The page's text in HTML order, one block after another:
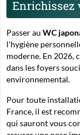
Enrichissez
Passer au WC
l'hygiène
moderne. En 2026,
dans les foyers
environnemental.
Pour toute
France, il est
qui sauront vous